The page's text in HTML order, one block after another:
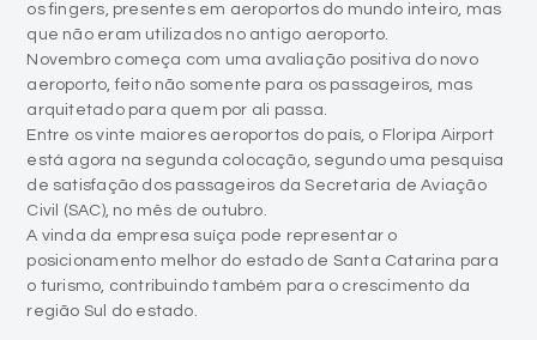
os fingers, presentes em aeroportos do mundo inteiro, mas
que não eram utilizados no antigo aeroporto.
Novembro começa com uma avaliação positiva do novo
aeroporto, feito não somente para os passageiros, mas
arquitetado para quem por ali passa.
Entre os vinte maiores aeroportos do país, o Floripa Airport
está agora na segunda colocação, segundo uma pesquisa
de satisfação dos passageiros da Secretaria de Aviação
Civil (SAC), no mês de outubro.
A vinda da empresa suíça pode representar o
posicionamento melhor do estado de Santa Catarina para
o turismo, contribuindo também para o crescimento da
região Sul do estado.